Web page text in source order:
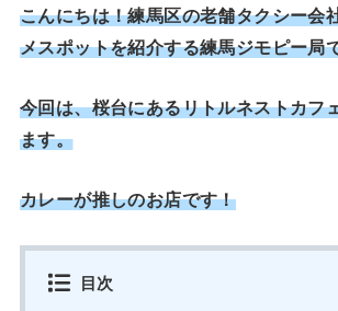
こんにちは！練馬区の老舗タクシー会
メスポットを紹介する練馬ジモピー局
今回は、桜台にあるリトルネストカフ
ます。
カレーが推しのお店です！
目次